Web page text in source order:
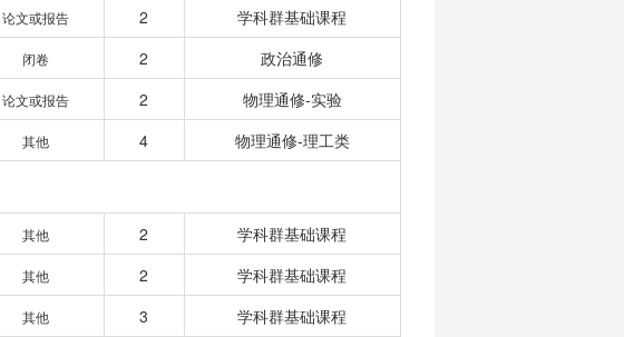
论文或报告 2
学科群基础课程
闭卷 2
政治通修
论文或报告 2
物理通修-实验
其他 4 物理通修-理工类
其他 2
学科群基础课程
其他 2
学科群基础课程
其他 3
学科群基础课程